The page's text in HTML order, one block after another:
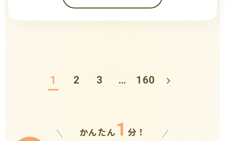
1 2 3 … 160
かんたん 1 分！